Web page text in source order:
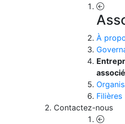
À
Filières
Contactez-nous